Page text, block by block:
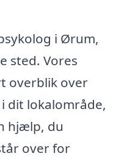
i Ørum,
sted. Vores
overblik over
dit lokalområde,
hjælp, du
over for